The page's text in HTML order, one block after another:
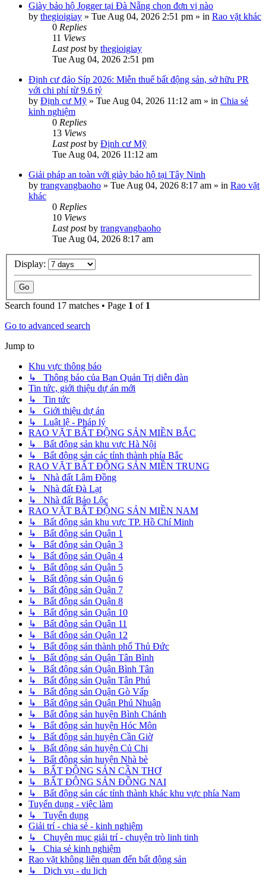
Giày bảo hộ Jogger tại Đà Nẵng chọn đơn vị nào
by thegioigiay » Tue Aug 04, 2026 2:51 pm » in Rao vặt khác
0 Replies
11 Views
Last postby thegioigiay
Tue Aug 04, 2026 2:51 pm
Định cư đảo Síp 2026: Miễn thuế bất động sản, sở hữu PR
với chi phí từ 9.6 tỷ
by Định cư Mỹ » Tue Aug 04, 2026 11:12 am » in Chia sẻ
kinh nghiệm
0 Replies
13 Views
Last postby Định cư Mỹ
Tue Aug 04, 2026 11:12 am
Giải pháp an toàn với giày bảo hộ tại Tây Ninh
by trangvangbaoho » Tue Aug 04, 2026 8:17 am » in Rao vặt
khác
0 Replies
10 Views
Last postby trangvangbaoho
Tue Aug 04, 2026 8:17 am
Display:
Search found 17 matches • Page 1 of 1
Go to advanced search
Jump to
Khu vực thông báo
↳ Thông báo của Ban Quản Trị diễn đàn
Tin tức, giới thiệu dự án mới
↳ Tin tức
↳ Giới thiệu dự án
↳ Luật lệ - Pháp lý
RAO VẶT BẤT ĐỘNG SẢN MIỀN BẮC
↳ Bất động sản khu vực Hà Nội
↳ Bất động sản các tỉnh thành phía Bắc
RAO VẶT BẤT ĐỘNG SẢN MIỀN TRUNG
↳ Nhà đất Lâm Đồng
↳ Nhà đất Đà Lạt
↳ Nhà đất Bảo Lộc
RAO VẶT BẤT ĐỘNG SẢN MIỀN NAM
↳ Bất động sản khu vực TP. Hồ Chí Minh
↳ Bất động sản Quận 1
↳ Bất động sản Quận 3
↳ Bất động sản Quận 4
↳ Bất động sản Quận 5
↳ Bất động sản Quận 6
↳ Bất động sản Quận 7
↳ Bất động sản Quận 8
↳ Bất động sản Quận 10
↳ Bất động sản Quận 11
↳ Bất động sản Quận 12
↳ Bất động sản thành phố Thủ Đức
↳ Bất động sản Quận Tân Bình
↳ Bất động sản Quận Bình Tân
↳ Bất động sản Quận Tân Phú
↳ Bất động sản Quận Gò Vấp
↳ Bất động sản Quận Phú Nhuận
↳ Bất động sản huyện Bình Chánh
↳ Bất động sản huyện Hóc Môn
↳ Bất động sản huyện Cần Giờ
↳ Bất động sản huyện Củ Chi
↳ Bất động sản huyện Nhà bè
↳ BẤT ĐỘNG SẢN CẦN THƠ
↳ BẤT ĐỘNG SẢN ĐỒNG NAI
↳ Bất động sản các tỉnh thành khác khu vực phía Nam
Tuyển dụng - việc làm
↳ Tuyển dụng
Giải trí - chia sẻ - kinh nghiệm
↳ Chuyên mục giải trí - chuyện trò linh tinh
↳ Chia sẻ kinh nghiệm
Rao vặt không liên quan đến bất động sản
↳ Dịch vụ - du lịch